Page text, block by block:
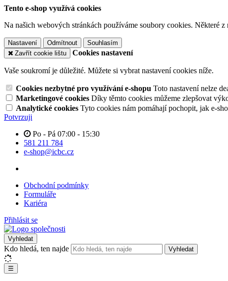
Tento e-shop využívá cookies
Na našich webových stránkách používáme soubory cookies. Některé
Nastavení Odmítnout
Souhlasím
Zavřít cookie lištu
Cookies nastavení
Vaše soukromí je důležité. Můžete si vybrat nastavení cookies níže.
Cookies nezbytné pro využívání e-shopu Toto nastavení nelze
Marketingové cookies Díky těmto cookies můžeme zlepšovat
Analytické cookies Tyto cookies nám pomáhají pochopit, jak e-
Potvrzuji
Po - Pá 07:00 - 15:30
581 211 784
e-shop@icbc.cz
Obchodní podmínky
Formuláře
Kariéra
Přihlásit se
Vyhledat
Kdo hledá, ten najde Vyhledat
☰